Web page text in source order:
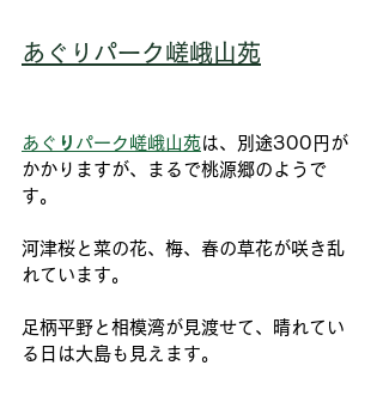
あぐりパーク嵯峨山苑
あぐ り パーク嵯峨山苑は、別途300円が
かかりますが、まるで桃源郷のようで
す。
河津桜と菜の花、梅、春の草花が咲き乱
れています。
足柄平野と相模湾が見渡せて、晴れてい
る日は大島も見えます。